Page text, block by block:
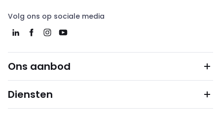
Volg ons op sociale media
Ons aanbod
Diensten